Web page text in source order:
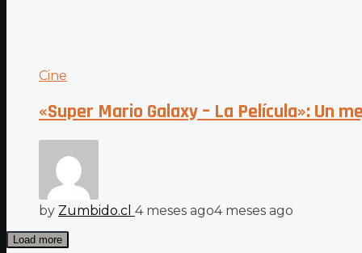
Cine
«Super Mario Galaxy – La Película»: Un
by Zumbido.cl 4 meses ago4 meses ago
Load more